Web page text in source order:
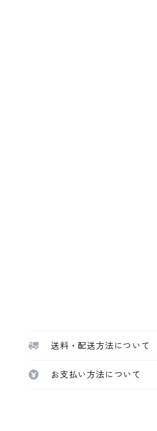
送料・配送方法について
お支払い方法について